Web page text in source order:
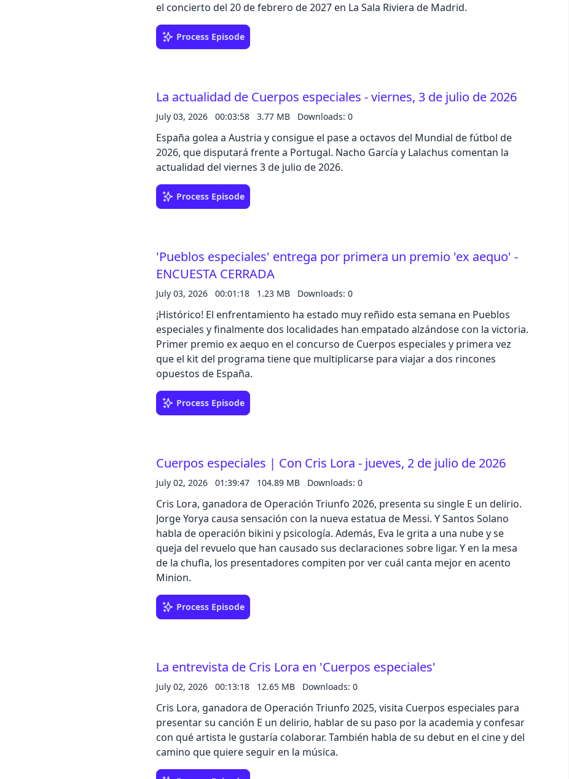
el concierto del 20 de febrero de 2027 en La Sala Riviera de Madrid.
Process Episode
La actualidad de Cuerpos especiales - viernes, 3 de julio de 2026
July 03, 2026 00:03:58 3.77 MB Downloads: 0
España golea a Austria y consigue el pase a octavos del Mundial de fútbol de
2026, que disputará frente a Portugal. Nacho García y Lalachus comentan la
actualidad del viernes 3 de julio de 2026.
Process Episode
'Pueblos especiales' entrega por primera un premio 'ex aequo' -
ENCUESTA CERRADA
July 03, 2026 00:01:18 1.23 MB Downloads: 0
¡Histórico! El enfrentamiento ha estado muy reñido esta semana en Pueblos
especiales y finalmente dos localidades han empatado alzándose con la victoria.
Primer premio ex aequo en el concurso de Cuerpos especiales y primera vez
que el kit del programa tiene que multiplicarse para viajar a dos rincones
opuestos de España.
Process Episode
Cuerpos especiales | Con Cris Lora - jueves, 2 de julio de 2026
July 02, 2026 01:39:47 104.89 MB Downloads: 0
Cris Lora, ganadora de Operación Triunfo 2026, presenta su single E un delirio.
Jorge Yorya causa sensación con la nueva estatua de Messi. Y Santos Solano
habla de operación bikini y psicología. Además, Eva le grita a una nube y se
queja del revuelo que han causado sus declaraciones sobre ligar. Y en la mesa
de la chufla, los presentadores compiten por ver cuál canta mejor en acento
Minion.
Process Episode
La entrevista de Cris Lora en 'Cuerpos especiales'
July 02, 2026 00:13:18 12.65 MB Downloads: 0
Cris Lora, ganadora de Operación Triunfo 2025, visita Cuerpos especiales para
presentar su canción E un delirio, hablar de su paso por la academia y confesar
con qué artista le gustaría colaborar. También habla de su debut en el cine y del
camino que quiere seguir en la música.